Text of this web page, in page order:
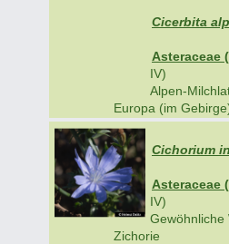
Cicerbita
Asteraceae
IV)
Alpen-
Europa (im Gebirge)
Cichorium
Asteraceae
IV)
Gewöhnliche
Zichorie